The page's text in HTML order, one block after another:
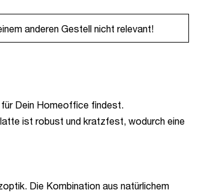
anderen Gestell nicht relevant!
Dein Homeoffice findest.
ist robust und kratzfest, wodurch eine
Die Kombination aus natürlichem